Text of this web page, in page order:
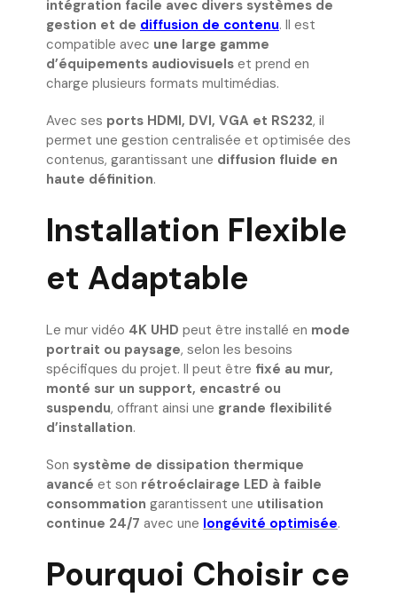
intégration facile avec divers systèmes de
gestion et de diffusion de contenu. Il est
compatible avec une large gamme
d’équipements audiovisuels et prend en
charge plusieurs formats multimédias.
Avec ses ports HDMI, DVI, VGA et RS232, il
permet une gestion centralisée et optimisée des
contenus, garantissant une diffusion fluide en
haute définition.
Installation Flexible
et Adaptable
Le mur vidéo 4K UHD peut être installé en mode
portrait ou paysage, selon les besoins
spécifiques du projet. Il peut être fixé au mur,
monté sur un support, encastré ou
suspendu, offrant ainsi une grande flexibilité
d’installation.
Son système de dissipation thermique
avancé et son rétroéclairage LED à faible
consommation garantissent une utilisation
continue 24/7 avec une longévité optimisée.
Pourquoi Choisir ce